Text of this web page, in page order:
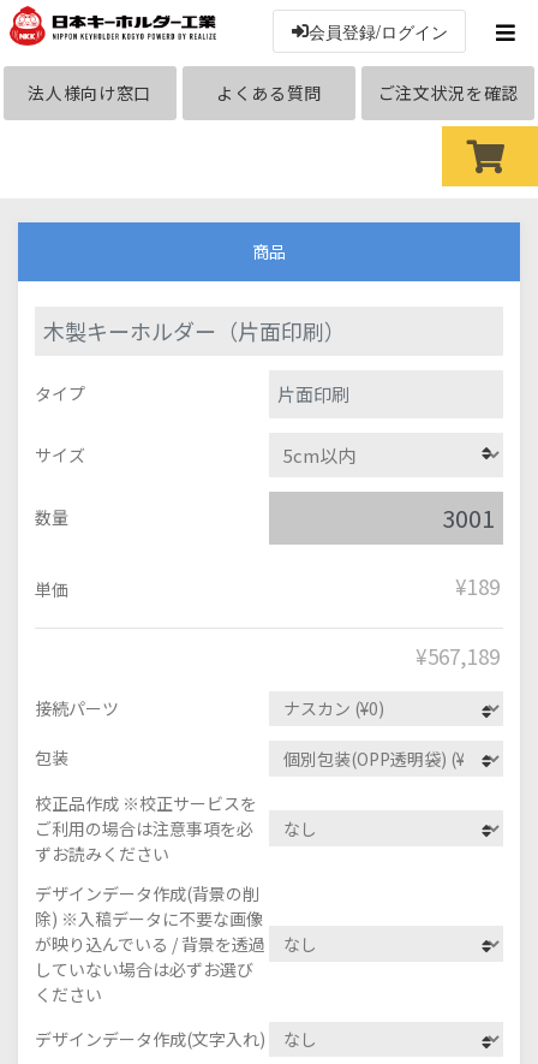
会員登録/ログイン
法人様向け窓口 よくある質問 ご注文状況を確認
商品
木製キーホルダー（片面印刷）
タイプ 片面印刷
サイズ
数量
単価 ¥189
¥567,189
接続パーツ
包装
校正品作成 ※校正サービスを
ご利用の場合は注意事項を必
ずお読みください
デザインデータ作成(背景の削
除) ※入稿データに不要な画像
が映り込んでいる / 背景を透過
していない場合は必ずお選び
ください
デザインデータ作成(文字入れ)